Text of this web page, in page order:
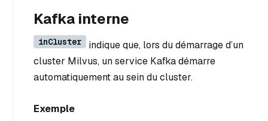
Kafka interne
inCluster
indique que, lors du démarrage d’un
cluster Milvus, un service Kafka démarre
automatiquement au sein du cluster.
Exemple